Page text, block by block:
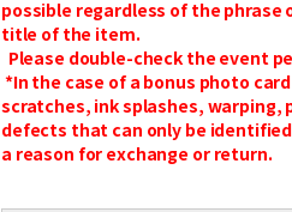
possible regardless of the
title of the item.
Please double-check the event
*In the case of a bonus photo
scratches, ink splashes, warping,
defects that can only be
a reason for exchange or return.